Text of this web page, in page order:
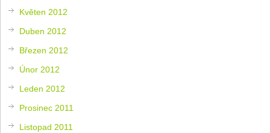
Květen 2012
Duben 2012
Březen 2012
Únor 2012
Leden 2012
Prosinec 2011
Listopad 2011